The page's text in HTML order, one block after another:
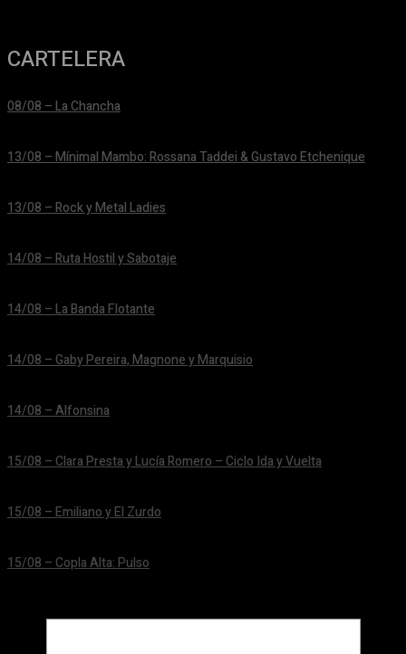
CARTELERA
08/08 – La Chancha
13/08 – Mínimal Mambo: Rossana Taddei & Gustavo Etchenique
13/08 – Rock y Metal Ladies
14/08 – Ruta Hostil y Sabotaje
14/08 – La Banda Flotante
14/08 – Gaby Pereira, Magnone y Marquisio
14/08 – Alfonsina
15/08 – Clara Presta y Lucía Romero – Ciclo Ida y Vuelta
15/08 – Emiliano y El Zurdo
15/08 – Copla Alta: Pulso